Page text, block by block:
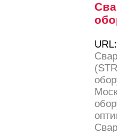
URL: